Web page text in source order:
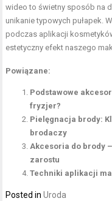
wideo to świetny sposób na
unikanie typowych pułapek.
podczas aplikacji
estetyczny efekt naszego
Powiązane:
Podstawowe
fryzjer?
Pielęgnacja brody:
brodaczy
Akcesoria do brody
zarostu
Techniki aplikacji
Posted inUroda